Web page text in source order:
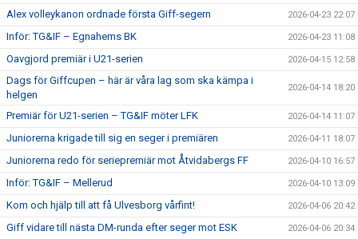
Alex volleykanon ordnade första Giff-segern 2026-04-23 22:07
Inför: TG&IF – Egnahems BK 2026-04-23 11:08
Oavgjord premiär i U21-serien 2026-04-15 12:58
Dags för Giffcupen – här är våra lag som ska kämpa i
helgen
2026-04-14 18:20
Premiär för U21-serien – TG&IF möter LFK 2026-04-14 11:07
Juniorerna krigade till sig en seger i premiären 2026-04-11 18:07
Juniorerna redo för seriepremiär mot Åtvidabergs FF 2026-04-10 16:57
Inför: TG&IF – Mellerud 2026-04-10 13:09
Kom och hjälp till att få Ulvesborg vårfint! 2026-04-06 20:42
Giff vidare till nästa DM-runda efter seger mot ESK 2026-04-06 20:34